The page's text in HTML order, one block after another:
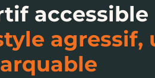
accessible
agressif,